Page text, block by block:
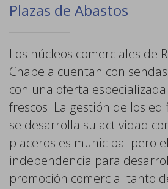
Plazas de Abastos
Los núcleos comerciales de
Chapela cuentan con
con una oferta
frescos. La gestión de los
se desarrolla su actividad
placeros es municipal pero
independencia para
promoción comercial tanto